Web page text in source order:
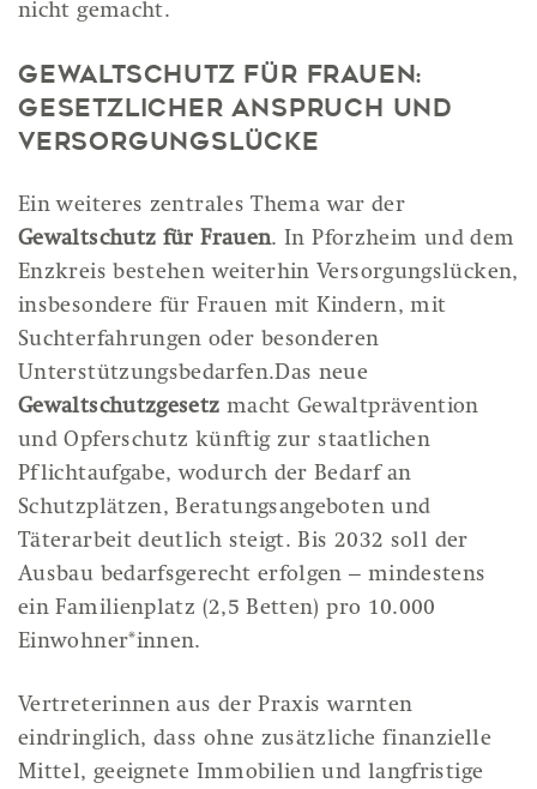
nicht gemacht.
Gewaltschutz für Frauen:
Gesetzlicher Anspruch und
Versorgungslücke
Ein weiteres zentrales Thema war der
Gewaltschutz für Frauen. In Pforzheim und dem
Enzkreis bestehen weiterhin Versorgungslücken,
insbesondere für Frauen mit Kindern, mit
Suchterfahrungen oder besonderen
Unterstützungsbedarfen.Das neue
Gewaltschutzgesetz macht Gewaltprävention
und Opferschutz künftig zur staatlichen
Pflichtaufgabe, wodurch der Bedarf an
Schutzplätzen, Beratungsangeboten und
Täterarbeit deutlich steigt. Bis 2032 soll der
Ausbau bedarfsgerecht erfolgen – mindestens
ein Familienplatz (2,5 Betten) pro 10.000
Einwohner*innen.
Vertreterinnen aus der Praxis warnten
eindringlich, dass ohne zusätzliche finanzielle
Mittel, geeignete Immobilien und langfristige